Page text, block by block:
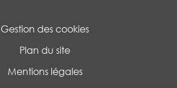
Gestion des cookies
Plan du site
Mentions légales